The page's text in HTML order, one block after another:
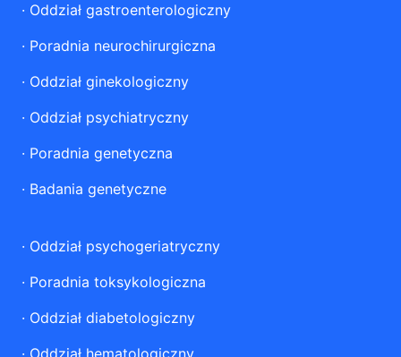
· Oddział gastroenterologiczny
· Poradnia neurochirurgiczna
· Oddział ginekologiczny
· Oddział psychiatryczny
· Poradnia genetyczna
· Badania genetyczne
· Oddział psychogeriatryczny
· Poradnia toksykologiczna
· Oddział diabetologiczny
· Oddział hematologiczny